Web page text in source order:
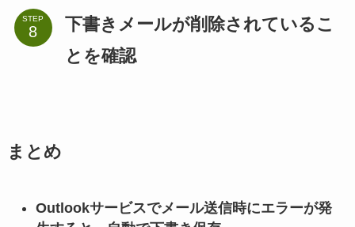
STEP
下書きメールが削除されているこ
とを確認
まとめ
Outlookサービスでメール送信時にエラーが発